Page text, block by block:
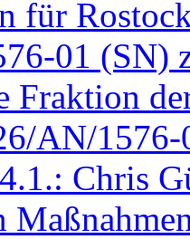
für
01 (SN)
Fraktion
AN/1576-
Chris